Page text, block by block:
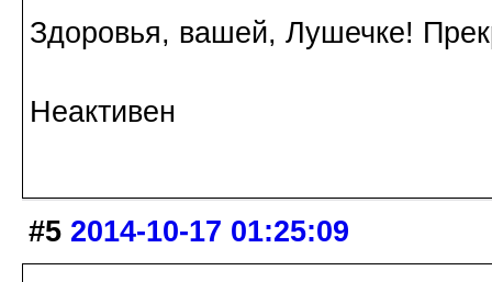
Здоровья, вашей, Лушечке!
Неактивен
#5 2014-10-17 01:25:09